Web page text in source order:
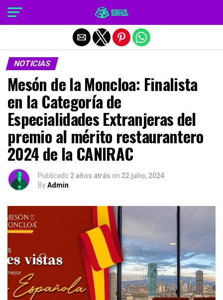
NOTICIAS
Mesón de la Moncloa: Finalista
en la Categoría de
Especialidades Extranjeras del
premio al mérito restaurantero
2024 de la CANIRAC
Publicado 2 años atrás on 22 julio, 2024
ByAdmin
Salir de la versión móvil